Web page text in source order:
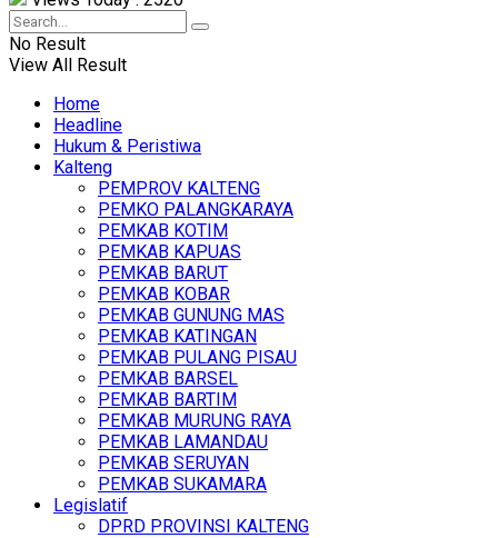
No Result
View All Result
Home
Headline
Hukum & Peristiwa
Kalteng
PEMPROV KALTENG
PEMKO PALANGKARAYA
PEMKAB KOTIM
PEMKAB KAPUAS
PEMKAB BARUT
PEMKAB KOBAR
PEMKAB GUNUNG MAS
PEMKAB KATINGAN
PEMKAB PULANG PISAU
PEMKAB BARSEL
PEMKAB BARTIM
PEMKAB MURUNG RAYA
PEMKAB LAMANDAU
PEMKAB SERUYAN
PEMKAB SUKAMARA
Legislatif
DPRD PROVINSI KALTENG